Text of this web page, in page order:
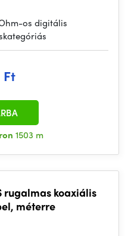
os digitális
Ft
1503 m
rugalmas koaxiális
méterre